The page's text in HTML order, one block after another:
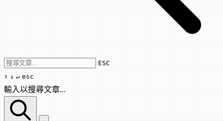
Use arrow keys to navigate results,
ESC
↑ ↓ ↵ esc
輸入以搜尋文章...
搜尋文章...